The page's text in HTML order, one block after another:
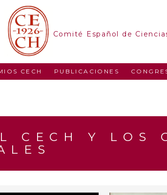
Comité Español de
CECH PUBLICACIONES
CECH Y LOS